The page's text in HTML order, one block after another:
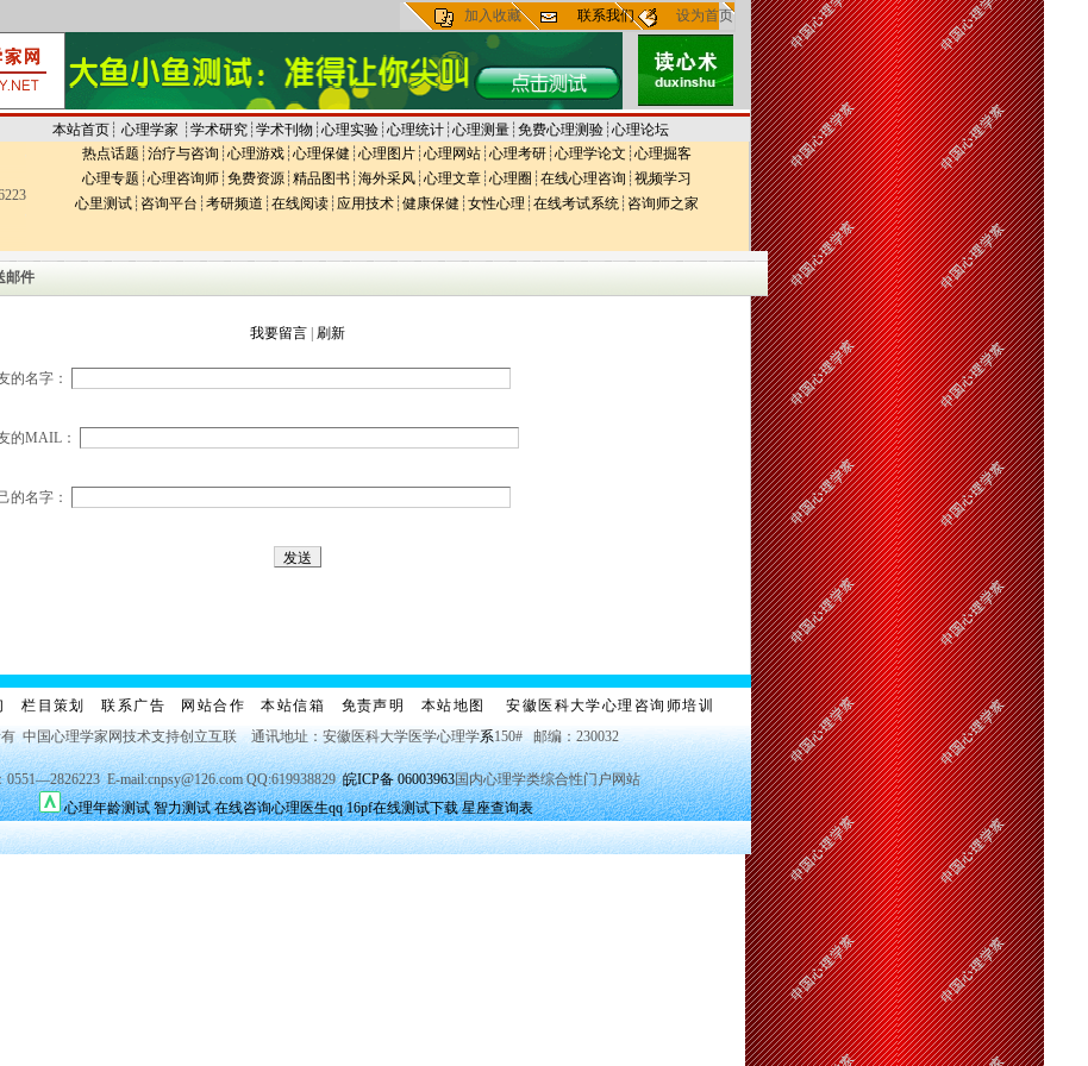
加入收藏 联系我们 设为首页
本站首页┊ 心理学家 ┊ 学术研究┊ 学术刊物 ┊ 心理实验┊ 心理统计┊ 心理测量┊ 免费心理测验┊ 心理论坛
热点话题 ┊ 治疗与咨询 ┊ 心理游戏 ┊ 心理保健 ┊ 心理图片 ┊ 心理网站 ┊ 心理考研 ┊ 心理学论文 ┊ 心理掘客
心理专题 ┊ 心理咨询师 ┊ 免费资源 ┊ 精品图书 ┊ 海外采风 ┊ 心理文章 ┊ 心理圈 ┊ 在线心理咨询 ┊ 视频学习
心里测试 ┊ 咨询平台 ┊ 考研频道 ┊ 在线阅读 ┊ 应用技术 ┊ 健康保健 ┊ 女性心理 ┊ 在线考试系统 ┊ 咨询师之家
邮件
我要留言| 刷新
的名字：
的MAIL：
的名字：
栏目策划 联系广告 网站合作 本站信箱 免责声明 本站地图
安徽医科大学心理咨询师培训
中国心理学家网技术支持创立互联 通讯地址：安徽医科大学医学心理学系150# 邮编：230032
0551—2826223 E-mail:cnpsy@126.com QQ:619938829皖ICP备 06003963国内心理学类综合性门户网站
心理年龄测试 智力测试 在线咨询心理医生qq 16pf在线测试下载 星座查询表